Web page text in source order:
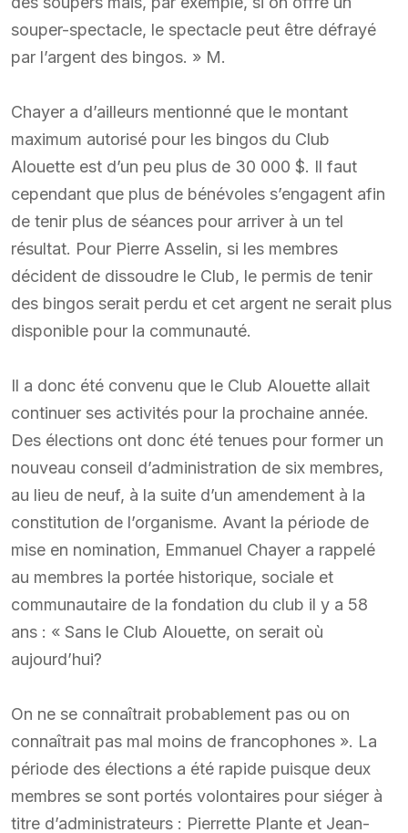
souper-spectacle, le spectacle peut être défrayé
par l’argent des bingos. » M.
Chayer a d’ailleurs mentionné que le montant
maximum autorisé pour les bingos du Club
Alouette est d’un peu plus de 30 000 $. Il faut
cependant que plus de bénévoles s’engagent afin
de tenir plus de séances pour arriver à un tel
résultat. Pour Pierre Asselin, si les membres
décident de dissoudre le Club, le permis de tenir
des bingos serait perdu et cet argent ne serait plus
disponible pour la communauté.
Il a donc été convenu que le Club Alouette allait
continuer ses activités pour la prochaine année.
Des élections ont donc été tenues pour former un
nouveau conseil d’administration de six membres,
au lieu de neuf, à la suite d’un amendement à la
constitution de l’organisme. Avant la période de
mise en nomination, Emmanuel Chayer a rappelé
au membres la portée historique, sociale et
communautaire de la fondation du club il y a 58
ans : « Sans le Club Alouette, on serait où
aujourd’hui?
On ne se connaîtrait probablement pas ou on
connaîtrait pas mal moins de francophones ». La
période des élections a été rapide puisque deux
membres se sont portés volontaires pour siéger à
titre d’administrateurs : Pierrette Plante et Jean-